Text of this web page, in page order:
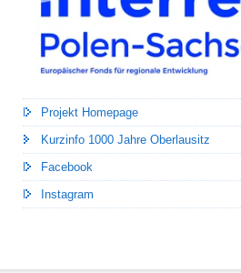
Projekt Homepage
Kurzinfo 1000 Jahre Oberlausitz
Facebook
Instagram